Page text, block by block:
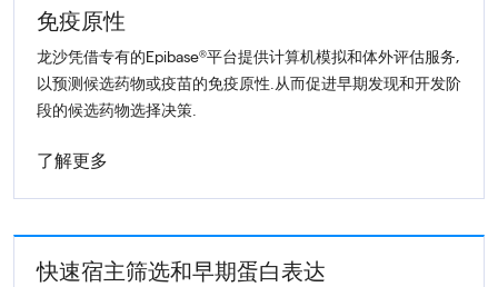
免疫原性
龙沙凭借专有的Epibase®平台提供计算机模拟和体外评估服务,
以预测候选药物或疫苗的免疫原性.从而促进早期发现和开发阶
段的候选药物选择决策.
了解更多
快速宿主筛选和早期蛋白表达